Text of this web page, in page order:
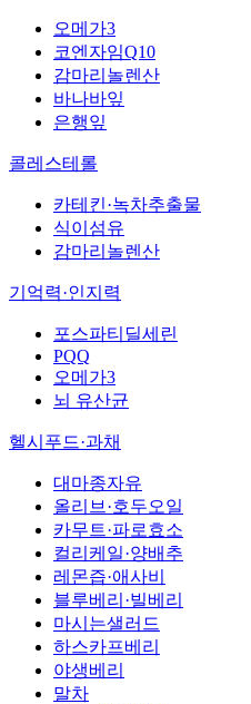
오메가3
코엔자임Q10
감마리놀렌산
바나바잎
은행잎
콜레스테롤
카테킨·녹차추출물
식이섬유
감마리놀렌산
기억력·인지력
포스파티딜세린
PQQ
오메가3
뇌 유산균
헬시푸드·과채
대마종자유
올리브·호두오일
카무트·파로효소
컬리케일·양배추
레몬즙·애사비
블루베리·빌베리
마시는샐러드
하스카프베리
야생베리
말차